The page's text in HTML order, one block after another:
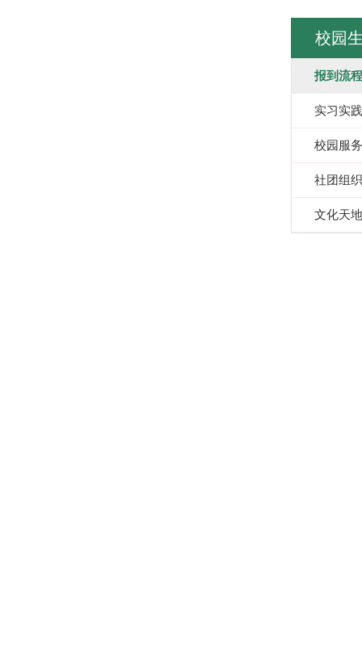
校园
报到流
实习实践
校园服务
社团组织
文化天地